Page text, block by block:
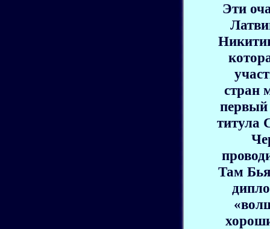
Эти
стран
первый
титула
Там